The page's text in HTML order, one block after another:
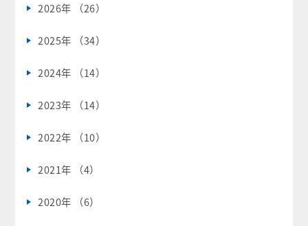
2026年 （26）
2025年 （34）
2024年 （14）
2023年 （14）
2022年 （10）
2021年 （4）
2020年 （6）